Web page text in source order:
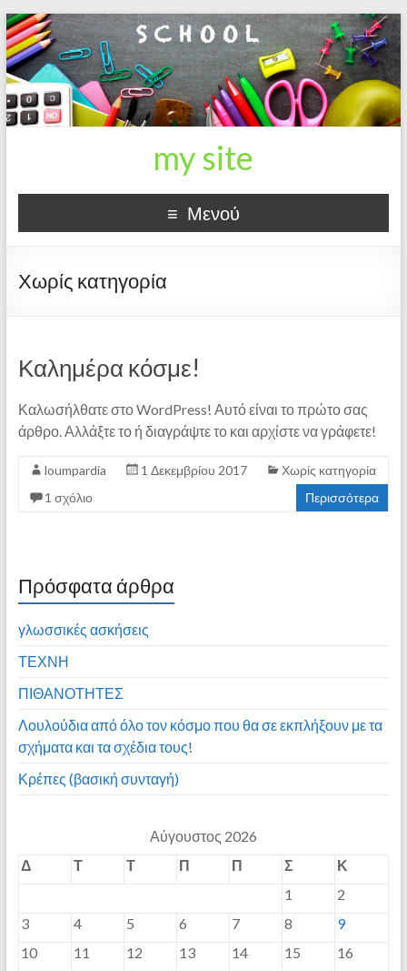
my site
Μενού
Χωρίς κατηγορία
Καλημέρα κόσμε!
Καλωσήλθατε στο WordPress! Αυτό είναι το πρώτο σας
άρθρο. Αλλάξτε το ή διαγράψτε το και αρχίστε να γράφετε!
loumpardia 1 Δεκεμβρίου 2017
Χωρίς κατηγορία
1 σχόλιο
Περισσότερα
Πρόσφατα άρθρα
γλωσσικές ασκήσεις
ΤΕΧΝΗ
ΠΙΘΑΝΟΤΗΤΕΣ
Λουλούδια από όλο τον κόσμο που θα σε εκπλήξουν με τα
σχήματα και τα σχέδια τους!
Κρέπες (βασική συνταγή)
Αύγουστος 2026
Δ
Τ Τ Π Π Σ Κ
1
2
3
4 5 6 7 8
9
10
11 12 13 14 15
16